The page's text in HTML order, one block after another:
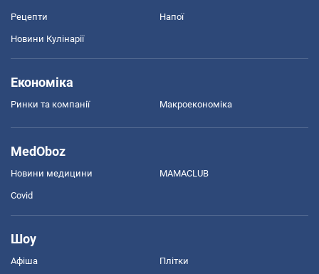
Рецепти Напої
Новини Кулінарії
Економіка
Ринки та компанії Макроекономіка
MedOboz
Новини медицини MAMACLUB
Covid
Шоу
Афіша Плітки